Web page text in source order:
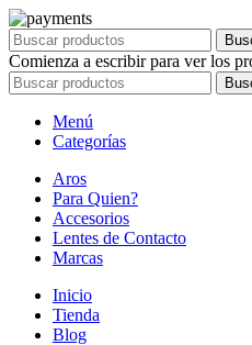
Comienza a escribir para ver los
Menú
Categorías
Aros
Para Quien?
Accesorios
Lentes de Contacto
Marcas
Inicio
Tienda
Blog